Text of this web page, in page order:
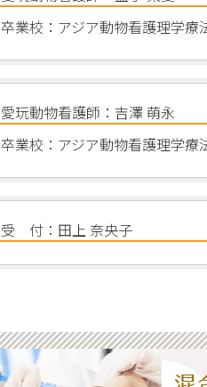
卒業校：アジア動物看護理学療
愛玩動物看護師：吉澤 萌永
卒業校：アジア動物看護理学療
受 付：田上 奈央子